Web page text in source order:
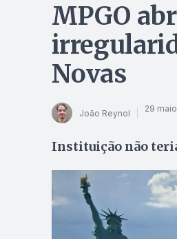
MPGO
Novas
João Reynol 29
Instituição não